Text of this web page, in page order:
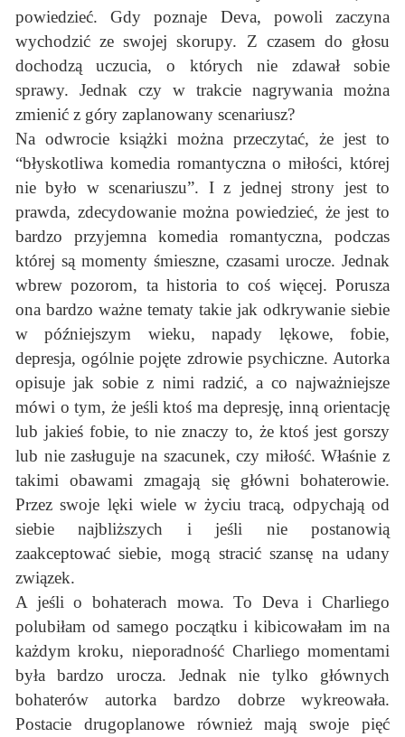
powiedzieć. Gdy poznaje Deva, powoli zaczyna
wychodzić ze swojej skorupy. Z czasem do głosu
dochodzą uczucia, o których nie zdawał sobie
sprawy. Jednak czy w trakcie nagrywania można
zmienić z góry zaplanowany scenariusz?
Na odwrocie książki można przeczytać, że jest to
“błyskotliwa komedia romantyczna o miłości, której
nie było w scenariuszu”. I z jednej strony jest to
prawda, zdecydowanie można powiedzieć, że jest to
bardzo przyjemna komedia romantyczna, podczas
której są momenty śmieszne, czasami urocze. Jednak
wbrew pozorom, ta historia to coś więcej. Porusza
ona bardzo ważne tematy takie jak odkrywanie siebie
w późniejszym wieku, napady lękowe, fobie,
depresja, ogólnie pojęte zdrowie psychiczne. Autorka
opisuje jak sobie z nimi radzić, a co najważniejsze
mówi o tym, że jeśli ktoś ma depresję, inną orientację
lub jakieś fobie, to nie znaczy to, że ktoś jest gorszy
lub nie zasługuje na szacunek, czy miłość. Właśnie z
takimi obawami zmagają się główni bohaterowie.
Przez swoje lęki wiele w życiu tracą, odpychają od
siebie najbliższych i jeśli nie postanowią
zaakceptować siebie, mogą stracić szansę na udany
związek.
A jeśli o bohaterach mowa. To Deva i Charliego
polubiłam od samego początku i kibicowałam im na
każdym kroku, nieporadność Charliego momentami
była bardzo urocza. Jednak nie tylko głównych
bohaterów autorka bardzo dobrze wykreowała.
Postacie drugoplanowe również mają swoje pięć